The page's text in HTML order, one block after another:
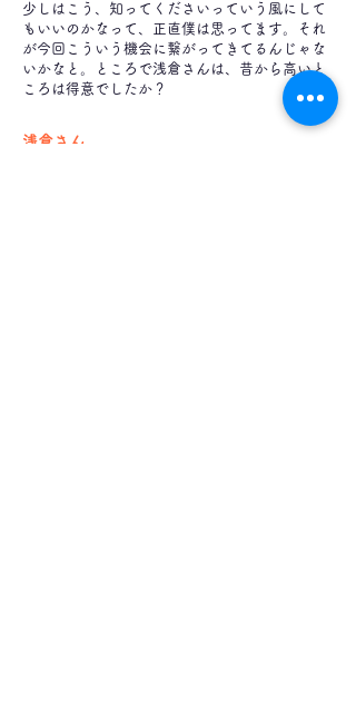
少しはこう、知ってくださいっていう風にして
もいいのかなって、正直僕は思ってます。それ
が今回こういう機会に繋がってきてるんじゃな
いかなと。ところで浅倉さんは、昔から高いと
ころは得意でしたか？
浅倉さん